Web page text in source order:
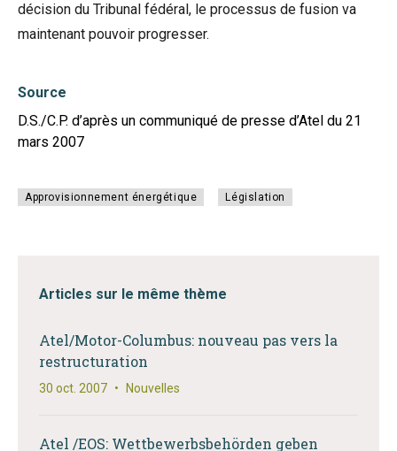
décision du Tribunal fédéral, le processus de fusion va
maintenant pouvoir progresser.
Source
D.S./C.P. d’après un communiqué de presse d’Atel du 21
mars 2007
Approvisionnement énergétique Législation
Articles sur le même thème
Atel/Motor-Columbus: nouveau pas vers la
restructuration
30 oct. 2007 • Nouvelles
Atel /EOS: Wettbewerbsbehörden geben